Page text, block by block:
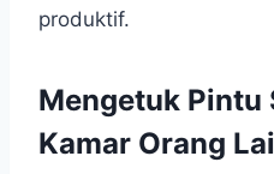
produktif.
Mengetuk Pintu
Kamar Orang